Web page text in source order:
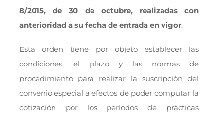
8/2015, de 30 de octubre, realizadas con
anterioridad a su fecha de entrada en vigor.
Esta orden tiene por objeto establecer las
condiciones, el plazo y las normas de
procedimiento para realizar la suscripción del
convenio especial a efectos de poder computar la
cotización por los períodos de prácticas